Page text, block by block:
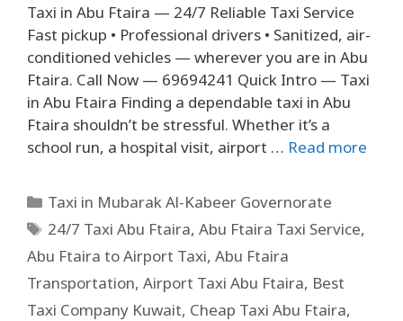
Taxi in Abu Ftaira — 24/7 Reliable Taxi Service
Fast pickup • Professional drivers • Sanitized, air-
conditioned vehicles — wherever you are in Abu
Ftaira. Call Now — 69694241 Quick Intro — Taxi
in Abu Ftaira Finding a dependable taxi in Abu
Ftaira shouldn’t be stressful. Whether it’s a
school run, a hospital visit, airport … Read more
Taxi in Mubarak Al-Kabeer Governorate
24/7 Taxi Abu Ftaira,Abu Ftaira Taxi Service,
Abu Ftaira to Airport Taxi, Abu Ftaira
Transportation, Airport Taxi Abu Ftaira, Best
Taxi Company Kuwait, Cheap Taxi Abu Ftaira,